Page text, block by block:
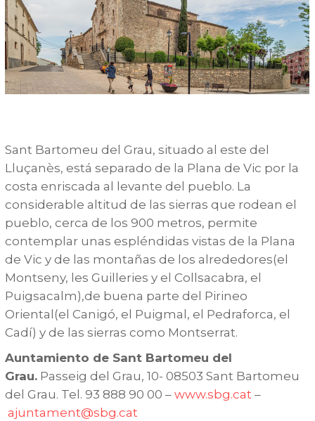
Sant Bartomeu del Grau, situado al este del
Lluçanès, está separado de la Plana de Vic por la
costa enriscada al levante del pueblo. La
considerable altitud de las sierras que rodean el
pueblo, cerca de los 900 metros, permite
contemplar unas espléndidas vistas de la Plana
de Vic y de las montañas de los alrededores(el
Montseny, les Guilleries y el Collsacabra, el
Puigsacalm),de buena parte del Pirineo
Oriental(el Canigó, el Puigmal, el Pedraforca, el
Cadí) y de las sierras como Montserrat.
Auntamiento de Sant Bartomeu del
Grau. Passeig del Grau, 10- 08503 Sant Bartomeu
del Grau. Tel. 93 888 90 00 –www.sbg.cat –
ajuntament@sbg.cat